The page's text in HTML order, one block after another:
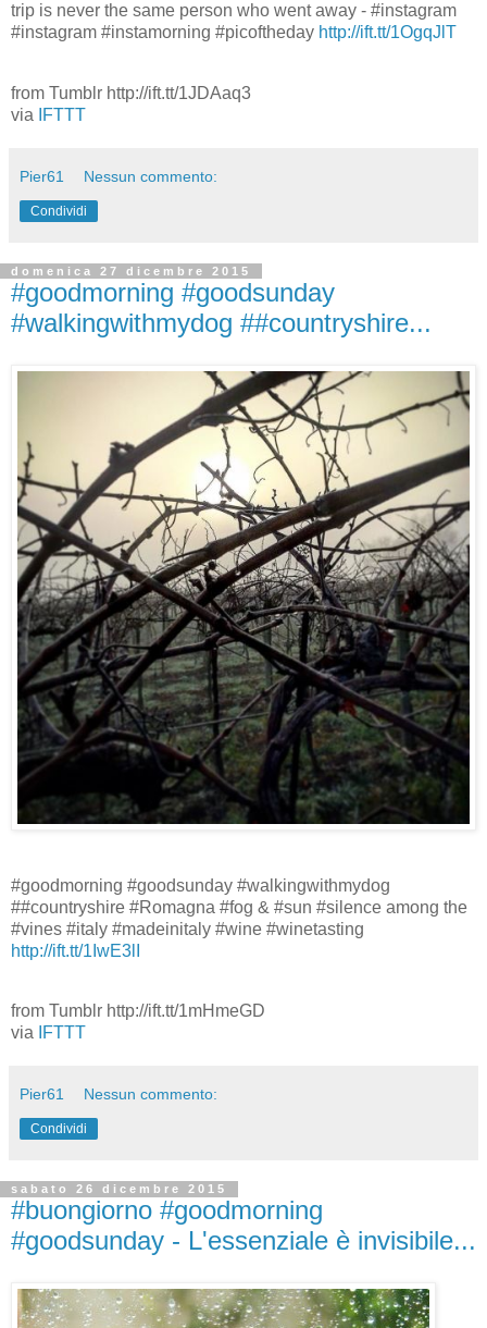
trip is never the same person who went away - #instagram
#instagram #instamorning #picoftheday http://ift.tt/1OgqJlT
from Tumblr http://ift.tt/1JDAaq3
via
IFTTT
Pier61 Nessun commento:
Condividi
domenica 27 dicembre 2015
#goodmorning #goodsunday
#walkingwithmydog ##countryshire...
#goodmorning #goodsunday #walkingwithmydog
##countryshire #Romagna #fog & #sun #silence among the
#vines #italy #madeinitaly #wine #winetasting
http://ift.tt/1IwE3lI
from Tumblr http://ift.tt/1mHmeGD
via IFTTT
Pier61 Nessun commento:
Condividi
sabato 26 dicembre 2015
#buongiorno #goodmorning
#goodsunday - L'essenziale è invisibile...